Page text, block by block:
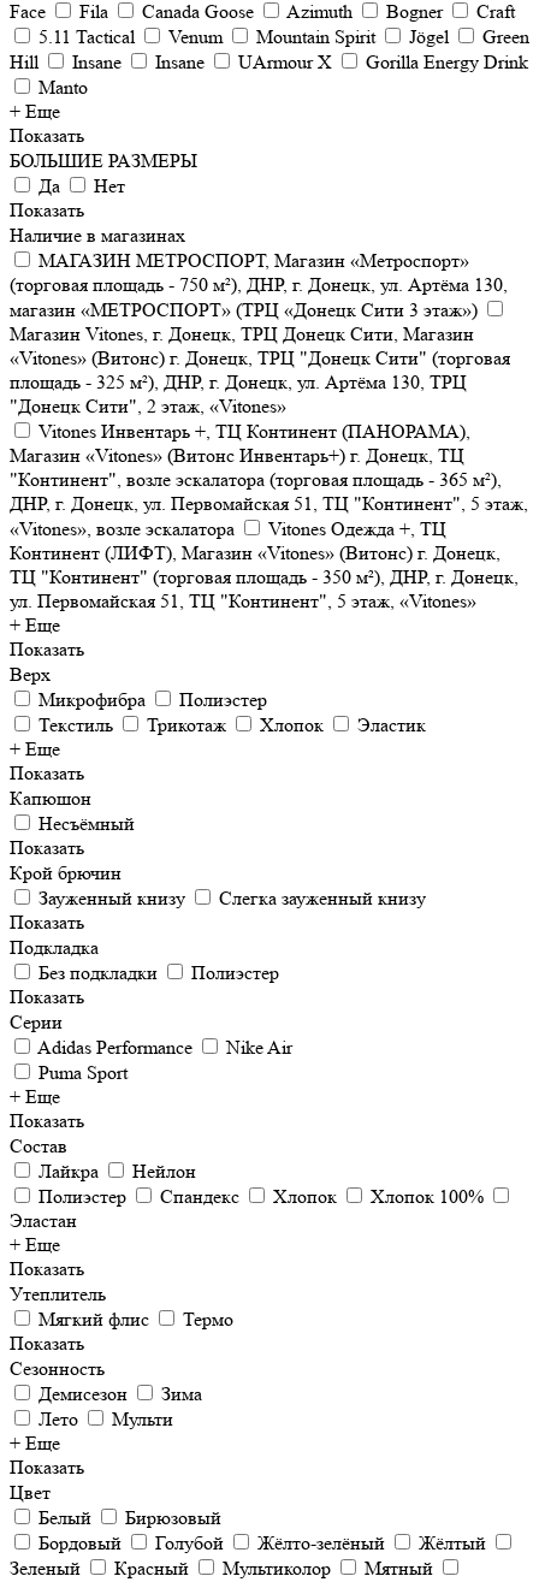
Face
Fila Canada Goose Azimuth Bogner
Craft
5.11 Tactical
Venum Mountain Spirit Jögel
Green
Hill
Insane Insane UArmour X
Gorilla Energy Drink
Manto
+ Еще
Показать
БОЛЬШИЕ РАЗМЕРЫ
Да
Нет
Показать
Наличие в магазинах
МАГАЗИН МЕТРОСПОРТ, Магазин «Метроспорт»
(торговая площадь - 750 м²), ДНР, г. Донецк, ул. Артёма 130,
магазин «МЕТРОСПОРТ» (ТРЦ «Донецк Сити 3 этаж»)
Магазин Vitones, г. Донецк, ТРЦ Донецк Сити, Магазин
«Vitones» (Витонс) г. Донецк, ТРЦ "Донецк Сити" (торговая
площадь - 325 м²), ДНР, г. Донецк, ул. Артёма 130, ТРЦ
"Донецк Сити", 2 этаж, «Vitones»
Vitones Инвентарь +, ТЦ Континент (ПАНОРАМА),
Магазин «Vitones» (Витонс Инвентарь+) г. Донецк, ТЦ
"Континент", возле эскалатора (торговая площадь - 365 м²),
ДНР, г. Донецк, ул. Первомайская 51, ТЦ "Континент", 5 этаж,
«Vitones», возле эскалатора
Vitones Одежда +, ТЦ
Континент (ЛИФТ), Магазин «Vitones» (Витонс) г. Донецк,
ТЦ "Континент" (торговая площадь - 350 м²), ДНР, г. Донецк,
ул. Первомайская 51, ТЦ "Континент", 5 этаж, «Vitones»
+ Еще
Показать
Верх
Микрофибра
Полиэстер
Текстиль
Трикотаж Хлопок
Эластик
+ Еще
Показать
Капюшон
Несъёмный
Показать
Крой брючин
Зауженный книзу
Слегка зауженный книзу
Показать
Подкладка
Без подкладки
Полиэстер
Показать
Серии
Adidas Performance
Nike Air
Puma Sport
+ Еще
Показать
Состав
Лайкра
Нейлон
Полиэстер
Спандекс Хлопок
Хлопок 100%
Эластан
+ Еще
Показать
Утеплитель
Мягкий флис
Термо
Показать
Сезонность
Демисезон
Зима
Лето
Мульти
+ Еще
Показать
Цвет
Белый
Бирюзовый
Бордовый
Голубой Жёлто-зелёный
Жёлтый
Зеленый
Красный Мультиколор Мятный